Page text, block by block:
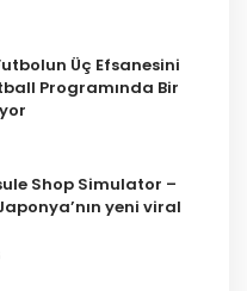
Üç Efsanesini
Programında Bir
Shop Simulator –
yeni viral